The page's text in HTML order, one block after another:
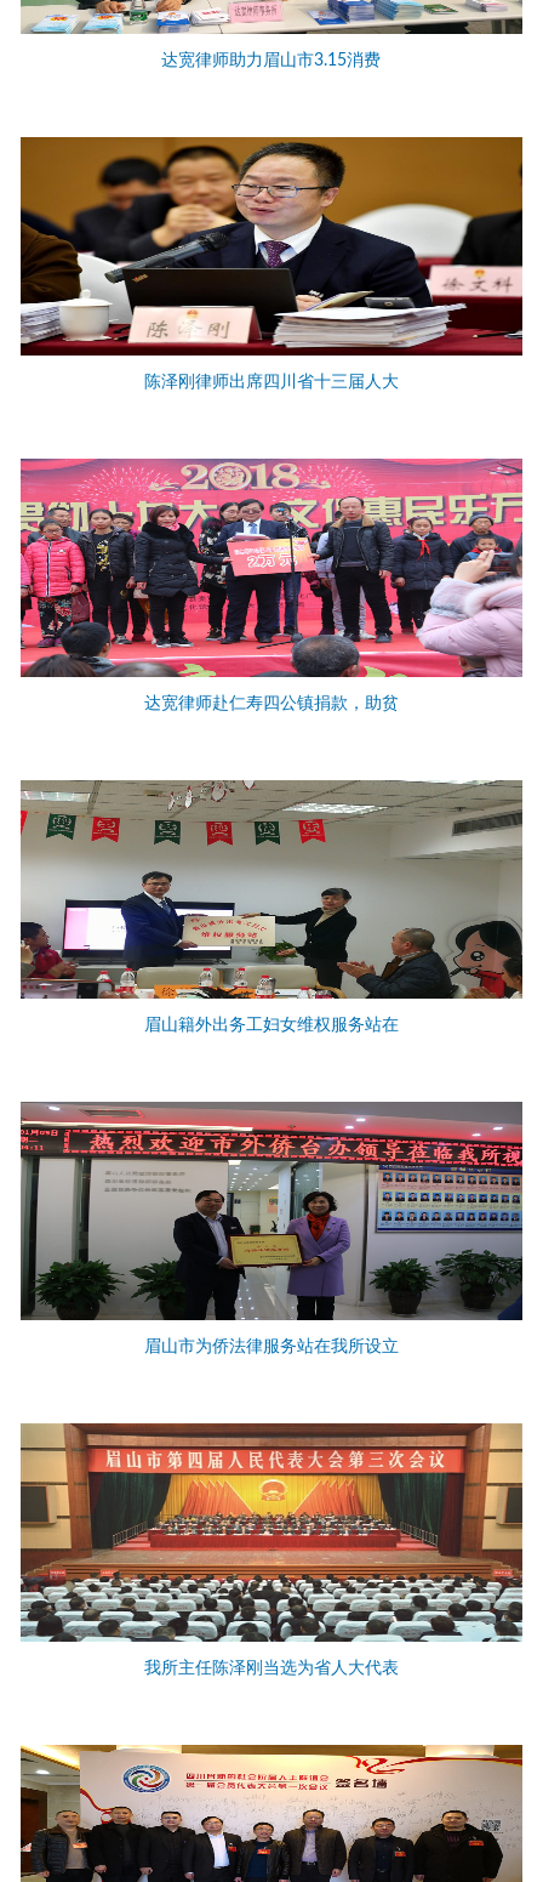
达宽律师助力眉山市3.15消费
陈泽刚律师出席四川省十三届人大
达宽律师赴仁寿四公镇捐款，助贫
眉山籍外出务工妇女维权服务站在
眉山市为侨法律服务站在我所设立
我所主任陈泽刚当选为省人大代表